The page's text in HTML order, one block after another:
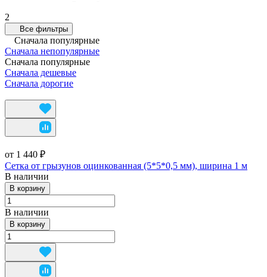
2
Все фильтры
Сначала популярные
Сначала непопулярные
Сначала популярные
Сначала дешевые
Сначала дорогие
от 1 440 ₽
Сетка от грызунов оцинкованная (5*5*0,5 мм), ширина 1 м
В наличии
В корзину
В наличии
В корзину